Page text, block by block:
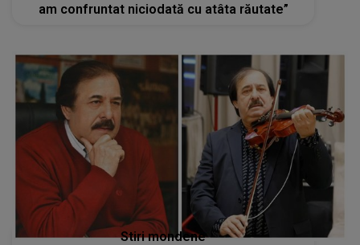
am confruntat niciodată cu atâta răutate”
Stiri mondene